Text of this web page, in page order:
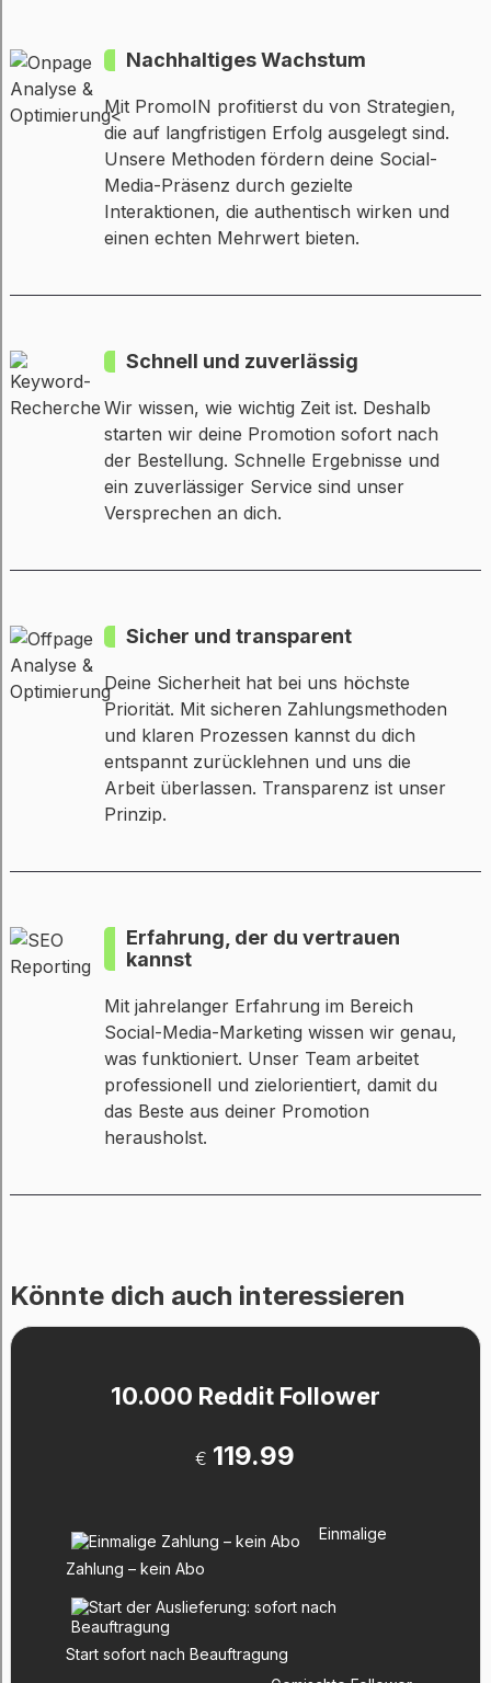
Nachhaltiges Wachstum
Mit PromoIN profitierst du von Strategien,
die auf langfristigen Erfolg ausgelegt sind.
Unsere Methoden fördern deine Social-
Media-Präsenz durch gezielte
Interaktionen, die authentisch wirken und
einen echten Mehrwert bieten.
Schnell und zuverlässig
Wir wissen, wie wichtig Zeit ist. Deshalb
starten wir deine Promotion sofort nach
der Bestellung. Schnelle Ergebnisse und
ein zuverlässiger Service sind unser
Versprechen an dich.
Sicher und transparent
Deine Sicherheit hat bei uns höchste
Priorität. Mit sicheren Zahlungsmethoden
und klaren Prozessen kannst du dich
entspannt zurücklehnen und uns die
Arbeit überlassen. Transparenz ist unser
Prinzip.
Erfahrung, der du vertrauen
kannst
Mit jahrelanger Erfahrung im Bereich
Social-Media-Marketing wissen wir genau,
was funktioniert. Unser Team arbeitet
professionell und zielorientiert, damit du
das Beste aus deiner Promotion
herausholst.
Könnte dich auch interessieren
10.000 Reddit Follower
€ 119.99
Einmalige
Zahlung – kein Abo
Start sofort nach Beauftragung